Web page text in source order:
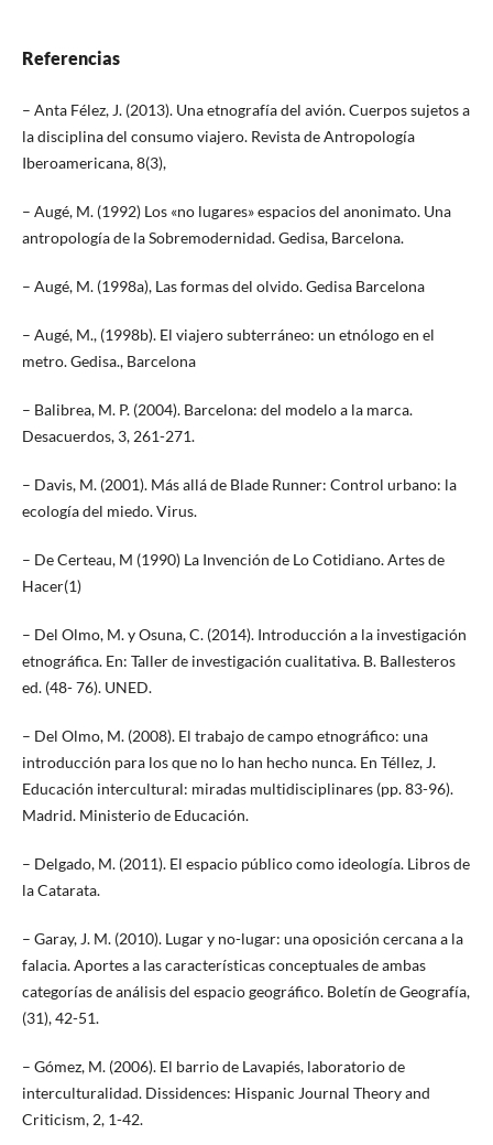
Referencias
– Anta Félez, J. (2013). Una etnografía del avión. Cuerpos sujetos a
la disciplina del consumo viajero. Revista de Antropología
Iberoamericana, 8(3),
– Augé, M. (1992) Los «no lugares» espacios del anonimato. Una
antropología de la Sobremodernidad. Gedisa, Barcelona.
– Augé, M. (1998a), Las formas del olvido. Gedisa Barcelona
– Augé, M., (1998b). El viajero subterráneo: un etnólogo en el
metro. Gedisa., Barcelona
– Balibrea, M. P. (2004). Barcelona: del modelo a la marca.
Desacuerdos, 3, 261-271.
– Davis, M. (2001). Más allá de Blade Runner: Control urbano: la
ecología del miedo. Virus.
– De Certeau, M (1990) La Invención de Lo Cotidiano. Artes de
Hacer(1)
– Del Olmo, M. y Osuna, C. (2014). Introducción a la investigación
etnográfica. En: Taller de investigación cualitativa. B. Ballesteros
ed. (48- 76). UNED.
– Del Olmo, M. (2008). El trabajo de campo etnográfico: una
introducción para los que no lo han hecho nunca. En Téllez, J.
Educación intercultural: miradas multidisciplinares (pp. 83-96).
Madrid. Ministerio de Educación.
– Delgado, M. (2011). El espacio público como ideología. Libros de
la Catarata.
– Garay, J. M. (2010). Lugar y no-lugar: una oposición cercana a la
falacia. Aportes a las características conceptuales de ambas
categorías de análisis del espacio geográfico. Boletín de Geografía,
(31), 42-51.
– Gómez, M. (2006). El barrio de Lavapiés, laboratorio de
interculturalidad. Dissidences: Hispanic Journal Theory and
Criticism, 2, 1-42.